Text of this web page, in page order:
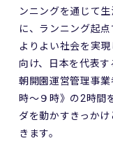
ンニングを通じて
に、ランニング起
よりよい社会を実
向け、日本を代表
朝開園運営管理事
時～９時》の2時間
ダを動かすきっか
きます。